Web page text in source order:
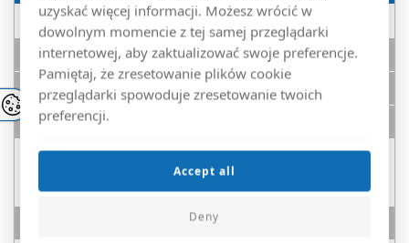
Kawasaki
UTV
POZOSTAŁE
UTV Buggy
Hisun/Hsun
Suzuki
uzyskać więcej informacji. Możesz wrócić w
dowolnym momencie z tej samej przeglądarki
internetowej, aby zaktualizować swoje preferencje.
Pamiętaj, że zresetowanie plików cookie
przeglądarki spowoduje zresetowanie twoich
preferencji.
Deny
Accept all